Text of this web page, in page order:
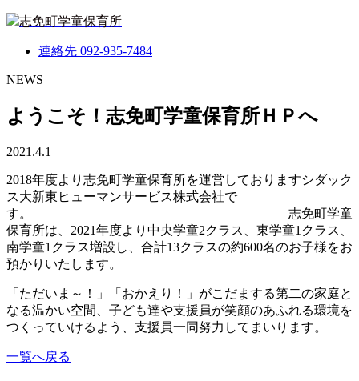
志免町学童保育所
連絡先 092-935-7484
NEWS
ようこそ！志免町学童保育所ＨＰへ
2021.4.1
2018年度より志免町学童保育所を運営しておりますシダック
ス大新東ヒューマンサービス株式会社で
す。 志免町学童
保育所は、2021年度より中央学童2クラス、東学童1クラス、
南学童1クラス増設し、合計13クラスの約600名のお子様をお
預かりいたします。
「ただいま～！」「おかえり！」がこだまする第二の家庭と
なる温かい空間、子ども達や支援員が笑顔のあふれる環境を
つくっていけるよう、支援員一同努力してまいります。
一覧へ戻る